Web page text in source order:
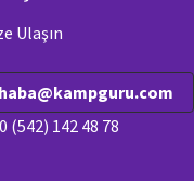
Ulaşın
(542) 142 48 78